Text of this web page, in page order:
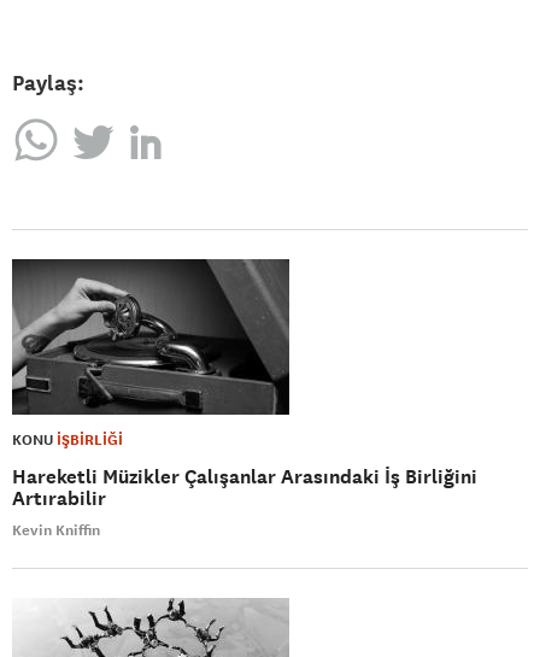
Paylaş:
KONU İŞBİRLİĞİ
Hareketli Müzikler Çalışanlar Arasındaki İş Birliğini
Artırabilir
Kevin Kniffin